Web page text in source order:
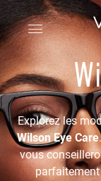
Explorez les
Wilson Eye Care
vous
parfaitement